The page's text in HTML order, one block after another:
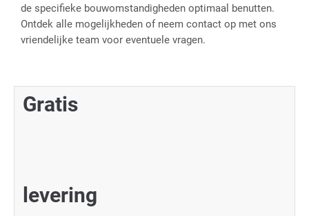
de specifieke bouwomstandigheden optimaal benutten.
Ontdek alle mogelijkheden of neem contact op met ons
vriendelijke team voor eventuele vragen.
Gratis
levering